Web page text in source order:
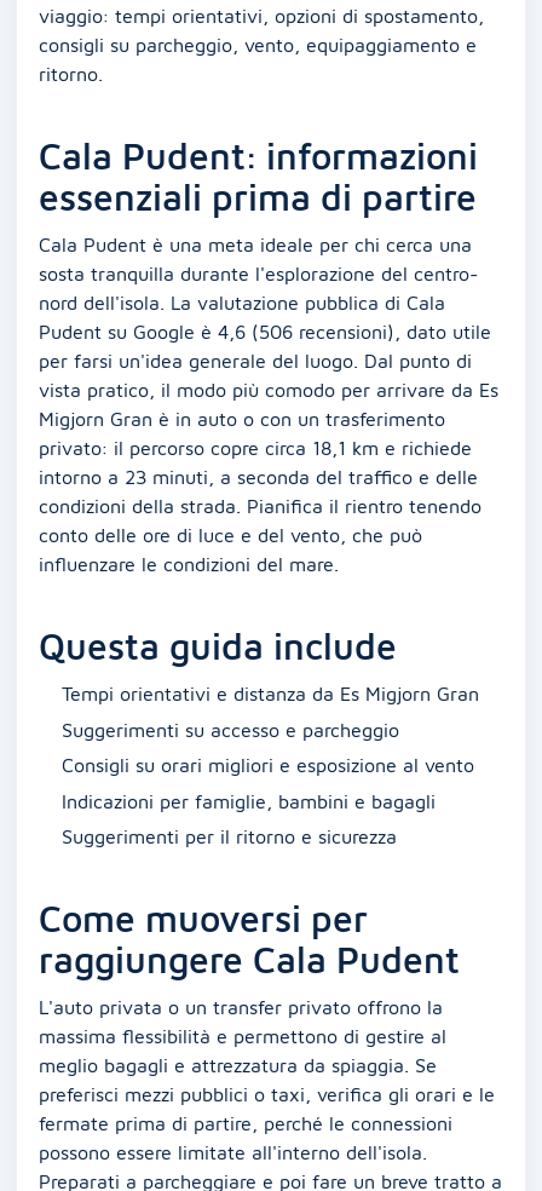
viaggio: tempi orientativi, opzioni di spostamento,
consigli su parcheggio, vento, equipaggiamento e
ritorno.
Cala Pudent: informazioni
essenziali prima di partire
Cala Pudent è una meta ideale per chi cerca una
sosta tranquilla durante l'esplorazione del centro-
nord dell'isola. La valutazione pubblica di Cala
Pudent su Google è 4,6 (506 recensioni), dato utile
per farsi un'idea generale del luogo. Dal punto di
vista pratico, il modo più comodo per arrivare da Es
Migjorn Gran è in auto o con un trasferimento
privato: il percorso copre circa 18,1 km e richiede
intorno a 23 minuti, a seconda del traffico e delle
condizioni della strada. Pianifica il rientro tenendo
conto delle ore di luce e del vento, che può
influenzare le condizioni del mare.
Questa guida include
Tempi orientativi e distanza da Es Migjorn Gran
Suggerimenti su accesso e parcheggio
Consigli su orari migliori e esposizione al vento
Indicazioni per famiglie, bambini e bagagli
Suggerimenti per il ritorno e sicurezza
Come muoversi per
raggiungere Cala Pudent
L'auto privata o un transfer privato offrono la
massima flessibilità e permettono di gestire al
meglio bagagli e attrezzatura da spiaggia. Se
preferisci mezzi pubblici o taxi, verifica gli orari e le
fermate prima di partire, perché le connessioni
possono essere limitate all'interno dell'isola.
Preparati a parcheggiare e poi fare un breve tratto a